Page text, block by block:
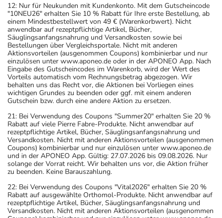
12: Nur für Neukunden mit Kundenkonto. Mit dem Gutscheincode
"10NEU26" erhalten Sie 10 % Rabatt für Ihre erste Bestellung, ab
einem Mindestbestellwert von 49 € (Warenkorbwert). Nicht
anwendbar auf rezeptpflichtige Artikel, Bücher,
Säuglingsanfangsnahrung und Versandkosten sowie bei
Bestellungen über Vergleichsportale. Nicht mit anderen
Aktionsvorteilen (ausgenommen Coupons) kombinierbar und nur
einzulösen unter www.aponeo.de oder in der APONEO App. Nach
Eingabe des Gutscheincodes im Warenkorb, wird der Wert des
Vorteils automatisch vom Rechnungsbetrag abgezogen. Wir
behalten uns das Recht vor, die Aktionen bei Vorliegen eines
wichtigen Grundes zu beenden oder ggf. mit einem anderen
Gutschein bzw. durch eine andere Aktion zu ersetzen.
21: Bei Verwendung des Coupons "Summer20" erhalten Sie 20 %
Rabatt auf viele Pierre Fabre-Produkte. Nicht anwendbar auf
rezeptpflichtige Artikel, Bücher, Säuglingsanfangsnahrung und
Versandkosten. Nicht mit anderen Aktionsvorteilen (ausgenommen
Coupons) kombinierbar und nur einzulösen unter www.aponeo.de
und in der APONEO App. Gültig: 27.07.2026 bis 09.08.2026. Nur
solange der Vorrat reicht. Wir behalten uns vor, die Aktion früher
zu beenden. Keine Barauszahlung.
22: Bei Verwendung des Coupons "Vital2026" erhalten Sie 20 %
Rabatt auf ausgewählte Orthomol-Produkte. Nicht anwendbar auf
rezeptpflichtige Artikel, Bücher, Säuglingsanfangsnahrung und
Versandkosten. Nicht mit anderen Aktionsvorteilen (ausgenommen